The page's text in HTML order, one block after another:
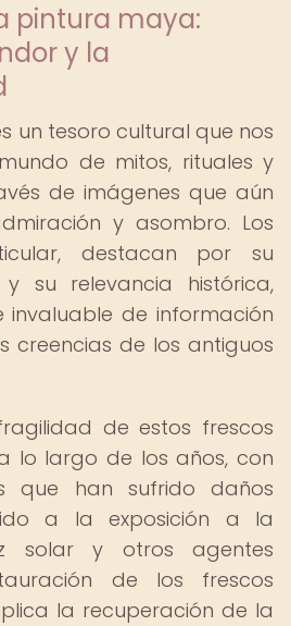
pintura maya:
y la
un tesoro cultural que nos
de mitos, rituales y
de imágenes que aún
y asombro. Los
destacan por su
su relevancia histórica,
invaluable de información
creencias de los antiguos
de estos frescos
lo largo de los años, con
que han sufrido daños
a la exposición a la
solar y otros agentes
de los frescos
la recuperación de la